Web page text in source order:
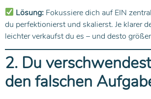
Lösung: Fokussiere dich auf EIN
du perfektionierst und skalierst. Je klarer
leichter verkaufst du es – und desto
2. Du
den falschen